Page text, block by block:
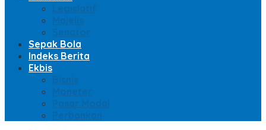
Legislatif
Majelis
Senator
Sepak Bola
Indeks Berita
Ekbis
Bisnis
Moneter
Pasar Modal
Perbankan